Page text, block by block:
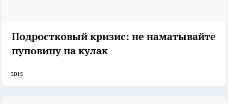
Подростковый кризис: не наматывайте
пуповину на кулак
2015